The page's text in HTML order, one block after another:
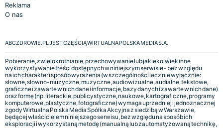
Reklama
O nas
ABCZDROWIE.PL JEST CZĘŚCIĄ WIRTUALNA POLSKA MEDIA S.A.
Pobieranie, zwielokrotnianie, przechowywanie lub jakiekolwiek inne
wykorzystywanie treści dostępnych w niniejszym serwisie - bez względu
na ich charakter i sposób wyrażenia (w szczególności lecz nie wyłącznie:
słowne, słowno-muzyczne, muzyczne, audiowizualne, audialne, tekstowe,
graficzne i zawarte w nich dane i informacje, bazy danych i zawarte w nich dane)
oraz formę (np. literackie, publicystyczne, naukowe, kartograficzne, programy
komputerowe, plastyczne, fotograficzne) wymaga uprzedniej i jednoznacznej
zgody Wirtualna Polska Media Spółka Akcyjna z siedzibą w Warszawie,
będącej właścicielem niniejszego serwisu, bez względu na sposób ich
eksploracji i wykorzystaną metodę (manualną lub zautomatyzowaną technikę,